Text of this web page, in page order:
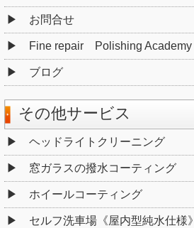
お問合せ
Fine repair Polishing Academy
ブログ
その他サービス
ヘッドライトクリーニング
窓ガラスの撥水コーティング
ホイールコーティング
セルフ洗車場《屋内型純水仕様》